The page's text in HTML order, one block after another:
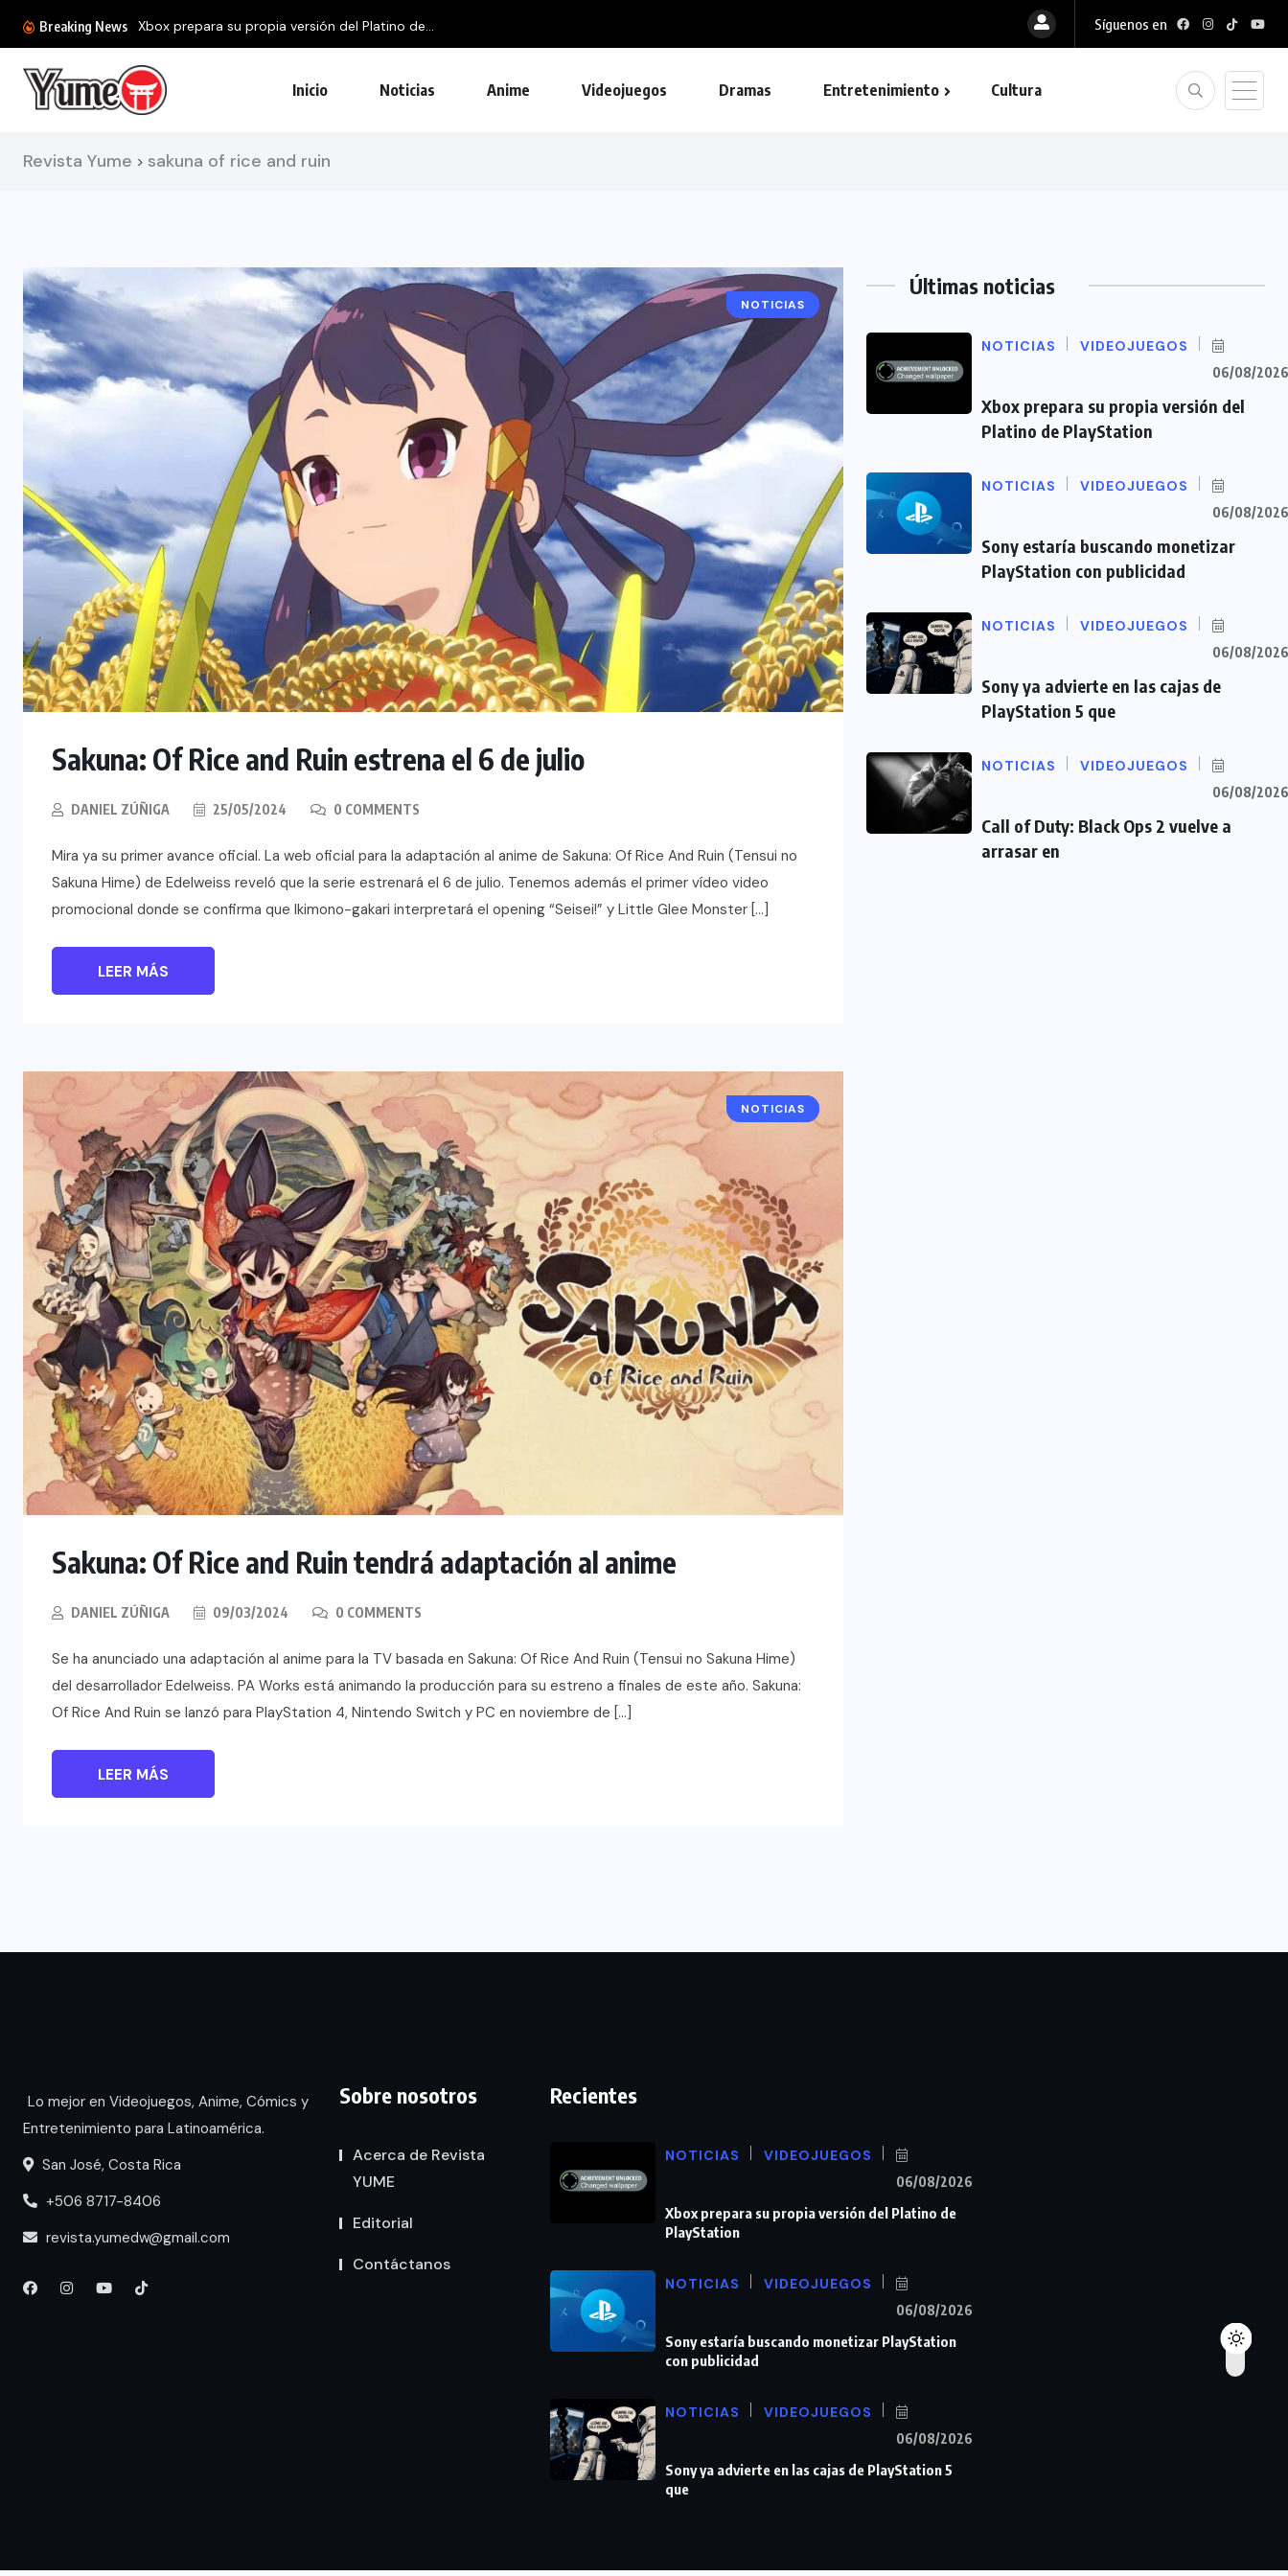
Breaking News Síguenos en
Inicio Noticias Anime Videojuegos Dramas Entretenimiento Cultura
Revista Yume > sakuna of rice and ruin
ANIME
NOTICIAS
Sakuna: Of Rice and Ruin estrena el 6 de julio
DANIEL ZÚÑIGA 25/05/2024 0 COMMENTS
Mira ya su primer avance oficial. La web oficial para la adaptación al anime de Sakuna: Of Rice And Ruin (Tensui no
Sakuna Hime) de Edelweiss reveló que la serie estrenará el 6 de julio. Tenemos además el primer vídeo video
promocional donde se confirma que Ikimono-gakari interpretará el opening “Seisei!” y Little Glee Monster […]
LEER MÁS
ANIME
NOTICIAS
Sakuna: Of Rice and Ruin tendrá adaptación al anime
DANIEL ZÚÑIGA 09/03/2024 0 COMMENTS
Se ha anunciado una adaptación al anime para la TV basada en Sakuna: Of Rice And Ruin (Tensui no Sakuna Hime)
del desarrollador Edelweiss. PA Works está animando la producción para su estreno a finales de este año. Sakuna:
Of Rice And Ruin se lanzó para PlayStation 4, Nintendo Switch y PC en noviembre de […]
LEER MÁS
Últimas noticias
NOTICIAS VIDEOJUEGOS
06/08/2026
Xbox prepara su propia versión del
Platino de PlayStation
NOTICIAS VIDEOJUEGOS
06/08/2026
Sony estaría buscando monetizar
PlayStation con publicidad
NOTICIAS VIDEOJUEGOS
06/08/2026
Sony ya advierte en las cajas de
PlayStation 5 que
NOTICIAS VIDEOJUEGOS
06/08/2026
Call of Duty: Black Ops 2 vuelve a
arrasar en
Lo mejor en Videojuegos, Anime, Cómics y
Entretenimiento para Latinoamérica.
San José, Costa Rica
+506 8717-8406
revista.yumedw@gmail.com
Sobre nosotros
Acerca de Revista
YUME
Editorial
Contáctanos
Recientes
NOTICIAS VIDEOJUEGOS
06/08/2026
Xbox prepara su propia versión del Platino de
PlayStation
NOTICIAS VIDEOJUEGOS
06/08/2026
Sony estaría buscando monetizar PlayStation
con publicidad
NOTICIAS VIDEOJUEGOS
06/08/2026
Sony ya advierte en las cajas de PlayStation 5
que